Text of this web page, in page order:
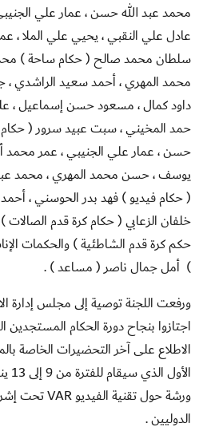
محمد عبد الله حسن ، عمار علي
عادل علي النقبي ، يحيي علي الملا ،
سلطان محمد صالح ( حكام ساحة )
محمد المهري ، أحمد سعيد الراشدي ،
داود كمال ، مسعود حسن إسماعيل ،
حمد المخيني ، سبت عبيد سرور (
حسن ، عمار علي الجنيبي ، عمر
يوسف ، حسن محمد المهري ، محمد
( حكام فيديو ) فهد بدر الحوسني ،
خلفان الزعابي ( حكام كرة قدم
حكم كرة قدم الشاطئية ) والحكمات
) أمل جمال ناصر ( مساعد ) .
اجتازوا بنجاح دورة الحكام
الاطلاع على آخر التحضيرات الخاصة
ورشة حول تقنية الفيديوVARتحت
الدوليين .